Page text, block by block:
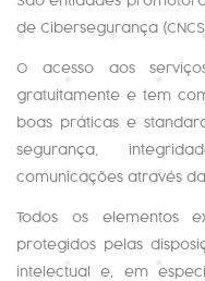
de Cibersegurança
O acesso aos
gratuitamente e tem
boas práticas e
segurança,
comunicações através
Todos os elementos
protegidos pelas
intelectual e, em